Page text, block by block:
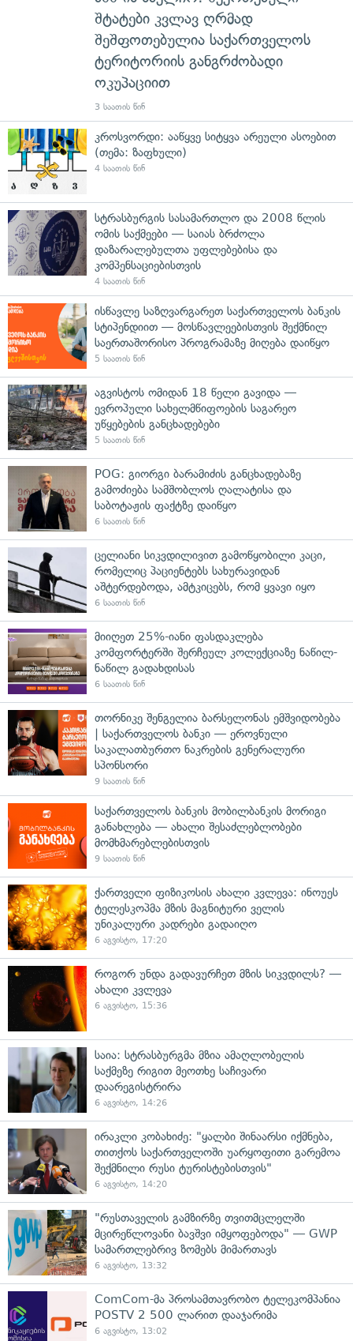
შტატები კვლავ ღრმად
შეშფოთებულია საქართველოს
ტერიტორიის განგრძობადი
ოკუპაციით
3 საათის წინ
კროსვორდი: ააწყვე სიტყვა არეული ასოებით
(თემა: ზაფხული)
4 საათის წინ
სტრასბურგის სასამართლო და 2008 წლის
ომის საქმეები — საიას ბრძოლა
დაზარალებულთა უფლებებისა და
კომპენსაციებისთვის
4 საათის წინ
ისწავლე საზღვარგარეთ საქართველოს ბანკის
სტიპენდიით — მოსწავლეებისთვის შექმნილ
საერთაშორისო პროგრამაზე მიღება დაიწყო
5 საათის წინ
აგვისტოს ომიდან 18 წელი გავიდა —
ევროპული სახელმწიფოების საგარეო
უწყებების განცხადებები
5 საათის წინ
POG: გიორგი ბარამიძის განცხადებაზე
გამოძიება სამშობლოს ღალატისა და
საბოტაჟის ფაქტზე დაიწყო
6 საათის წინ
ცელიანი სიკვდილივით გამოწყობილი კაცი,
რომელიც პაციენტებს სახურავიდან
აშტერდებოდა, ამტკიცებს, რომ ყვავი იყო
6 საათის წინ
მიიღეთ 25%-იანი ფასდაკლება
კომფორტერში შერჩეულ კოლექციაზე ნაწილ-
ნაწილ გადახდისას
6 საათის წინ
თორნიკე შენგელია ბარსელონას ემშვიდობება
| საქართველოს ბანკი — ეროვნული
საკალათბურთო ნაკრების გენერალური
სპონსორი
9 საათის წინ
საქართველოს ბანკის მობილბანკის მორიგი
განახლება — ახალი შესაძლებლობები
მომხმარებლებისთვის
9 საათის წინ
ქართველი ფიზიკოსის ახალი კვლევა: ინოუეს
ტელესკოპმა მზის მაგნიტური ველის
უნიკალური კადრები გადაიღო
6 აგვისტო, 17:20
როგორ უნდა გადავურჩეთ მზის სიკვდილს? —
ახალი კვლევა
6 აგვისტო, 15:36
საია: სტრასბურგმა მზია ამაღლობელის
საქმეზე რიგით მეოთხე საჩივარი
დაარეგისტრირა
6 აგვისტო, 14:26
ირაკლი კობახიძე: "ყალბი შინაარსი იქმნება,
თითქოს საქართველოში უარყოფითი გარემოა
შექმნილი რუსი ტურისტებისთვის"
6 აგვისტო, 14:20
"რუსთაველის გამზირზე თვითმცლელში
მცირეწლოვანი ბავშვი იმყოფებოდა" — GWP
სამართლებრივ ზომებს მიმართავს
6 აგვისტო, 13:32
ComCom-მა პროსამთავრობო ტელეკომპანია
POSTV 2 500 ლარით დააჯარიმა
6 აგვისტო, 13:02